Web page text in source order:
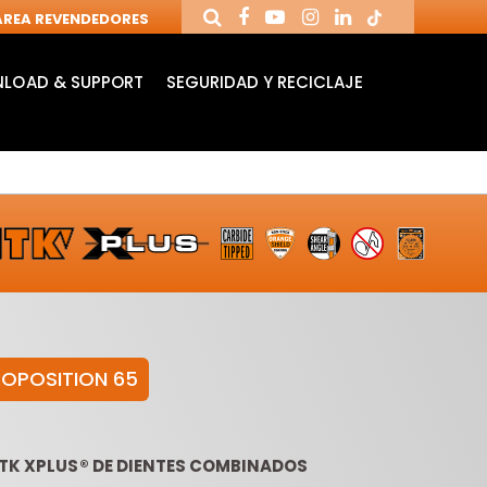
REVENDEDORES
FRESADORAS
PARA CNC
& SUPPORT
SEGURIDAD Y RECICLAJE
65
XPLUS® DE DIENTES COMBINADOS